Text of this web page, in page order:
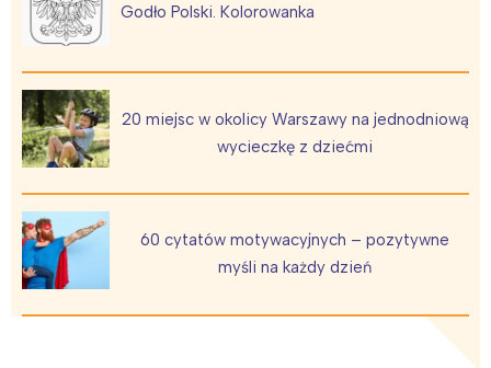
Godło Polski. Kolorowanka
20 miejsc w okolicy Warszawy na jednodniową
wycieczkę z dziećmi
60 cytatów motywacyjnych – pozytywne
myśli na każdy dzień